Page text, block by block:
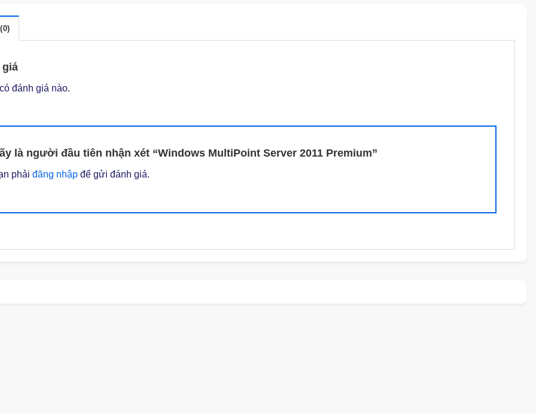
đánh giá nào.
là người đầu tiên nhận xét “Windows MultiPoint Server 2011 Premium”
phải đăng nhập để gửi đánh giá.